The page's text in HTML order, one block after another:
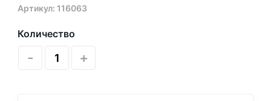
Артикул: 116063
Количество
- +